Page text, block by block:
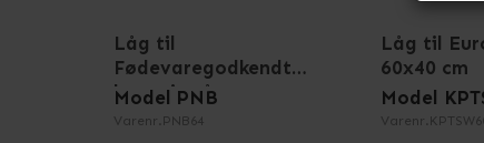
Låg til
Fødevaregodkendt
kasse i grå
Model PNB
Varenr. PNB64
Låg til
60x40 cm
Model
Varenr.